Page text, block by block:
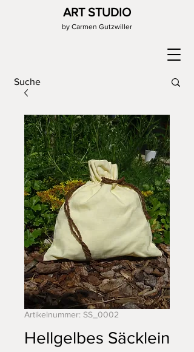
ART STUDIO
by Carmen Gutzwiller
Artikelnummer: SS_0002
Hellgelbes Säcklein